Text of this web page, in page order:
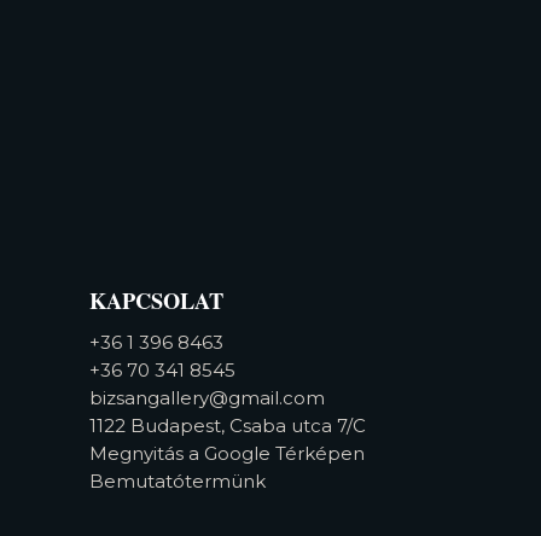
KAPCSOLAT
+36 1 396 8463
+36 70 341 8545
bizsangallery@gmail.com
1122 Budapest, Csaba utca 7/C
Megnyitás a Google Térképen
Bemutatótermünk